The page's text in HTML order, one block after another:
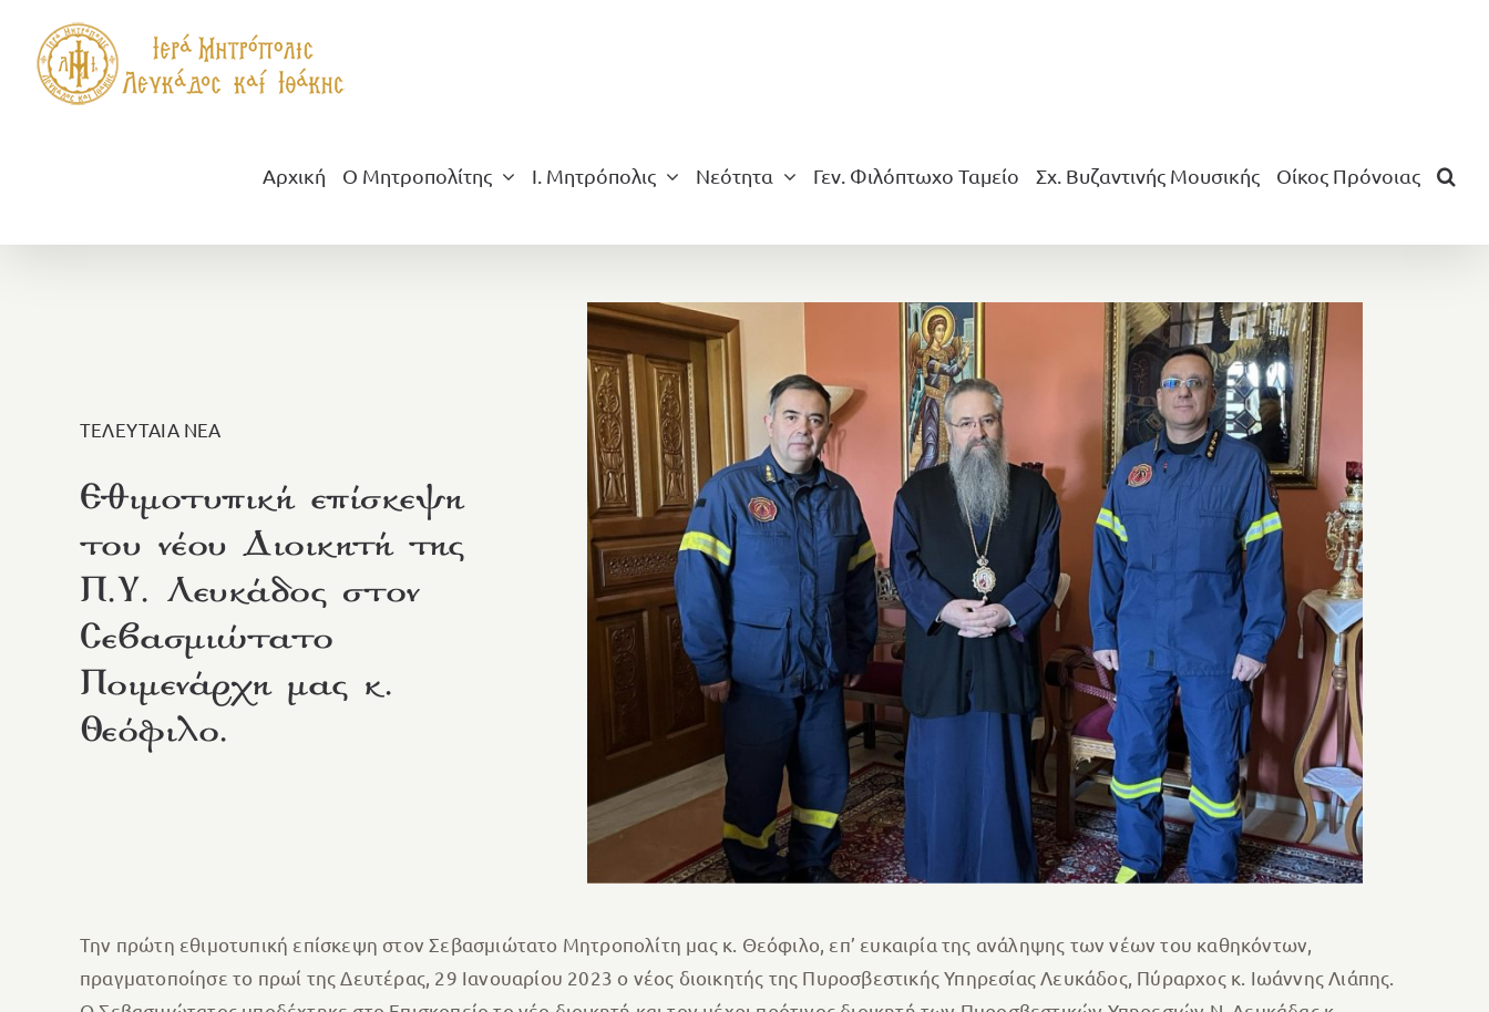
περιεχόμενο
Αρχική Ο Μητροπολίτης Ι. Μητρόπολις Νεότητα Γεν. Φιλόπτωχο Ταμείο Σχ. Βυζαντινής Μουσικής Οίκος Πρόνοιας
ΤΕΛΕΥΤΑΙΑ ΝΕΑ
Εθιμοτυπική επίσκεψη
του νέου Διοικητή της
Π.Υ. Λευκάδος στον
Σεβασμιώτατο
Ποιμενάρχη μας κ.
Θεόφιλο.
Την πρώτη εθιμοτυπική επίσκεψη στον Σεβασμιώτατο Μητροπολίτη μας κ. Θεόφιλο, επ’ ευκαιρία της ανάληψης των νέων του καθηκόντων,
πραγματοποίησε το πρωί της Δευτέρας, 29 Ιανουαρίου 2023 ο νέος διοικητής της Πυροσβεστικής Υπηρεσίας Λευκάδος, Πύραρχος κ. Ιωάννης Λιάπης.